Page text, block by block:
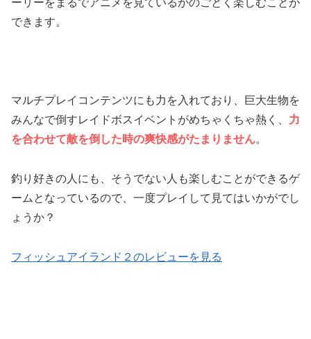
できます。
マルチプレイコンテンツにも力を入れており、巨大生物を
みんなで倒すレイドボスイベントがめちゃくちゃ熱く、 力
を合わせて敵を倒した時の爽快感がたまりません。
釣り好きの人にも、そうでない人も楽しむことができるゲ
ームとなっているので、一度プレイして見てはいかがでし
ょうか？
フィッシュアイランド２のレビューを見る